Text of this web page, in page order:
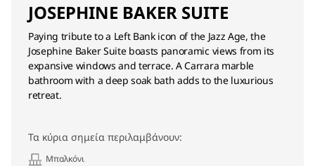
JOSEPHINE BAKER SUITE
Paying tribute to a Left Bank icon of the Jazz Age, the
Josephine Baker Suite boasts panoramic views from its
expansive windows and terrace. A Carrara marble
bathroom with a deep soak bath adds to the luxurious
retreat.
Τα κύρια σημεία περιλαμβάνουν:
Μπαλκόνι